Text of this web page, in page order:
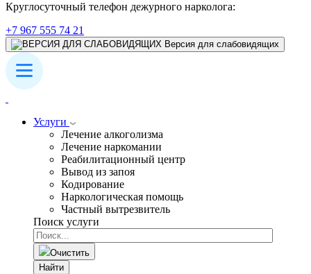
Круглосуточный телефон дежурного нарколога:
+7 967 555 74 21
Версия для слабовидящих
Услуги
Лечение алкоголизма
Лечение наркомании
Реабилитационный центр
Вывод из запоя
Кодирование
Наркологическая помощь
Частный вытрезвитель
Поиск услуги
Очистить
Найти